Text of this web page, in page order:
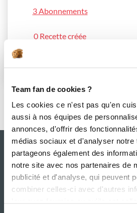
Team fan de cookies ?
Les cookies ce n'est pas qu'en
aussi à nos équipes de
annonces, d'offrir des
médias sociaux et d'analyser notre
partageons également des
notre site avec nos partenaires de
publicité et d'analyse, qui peuvent
combiner celles-ci avec d'autres
3 Abonnements
0 Recette créée